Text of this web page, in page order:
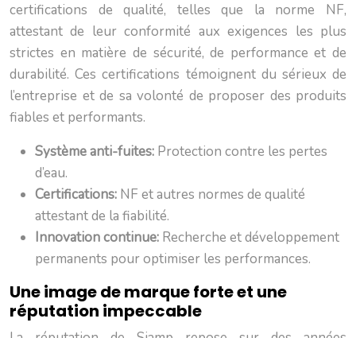
certifications de qualité, telles que la norme NF,
attestant de leur conformité aux exigences les plus
strictes en matière de sécurité, de performance et de
durabilité. Ces certifications témoignent du sérieux de
l’entreprise et de sa volonté de proposer des produits
fiables et performants.
Système anti-fuites: Protection contre les pertes
d’eau.
Certifications: NF et autres normes de qualité
attestant de la fiabilité.
Innovation continue: Recherche et développement
permanents pour optimiser les performances.
Une image de marque forte et une
réputation impeccable